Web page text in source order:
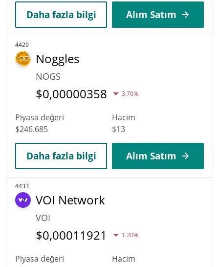
Daha fazla bilgi Alım Satım
4429
Noggles
NOGS
$0,00000358 3.70%
Piyasa değeri
$246.685
Hacim
$13
Daha fazla bilgi Alım Satım
4433
VOI Network
VOI
$0,00011921 1.20%
Piyasa değeri
Hacim